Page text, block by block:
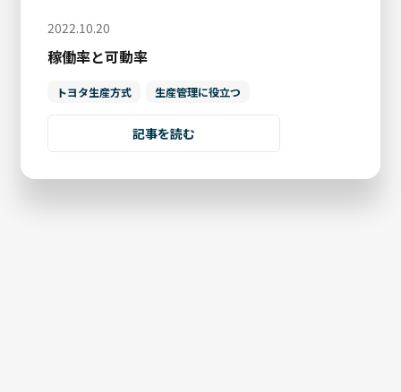
2022.10.20
稼働率と可動率
トヨタ生産方式 生産管理に役立つ
記事を読む